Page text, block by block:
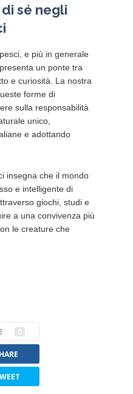
sé negli
e più in generale
un ponte tra
e curiosità. La nostra
forme di
sulla responsabilità
unico,
e adottando
insegna che il mondo
e intelligente di
giochi, studi e
a una convivenza più
le creature che
0